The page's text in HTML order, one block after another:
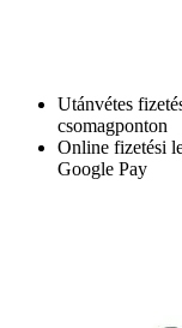
Utánvétes
csomagponton
Online fizetési
Google Pay